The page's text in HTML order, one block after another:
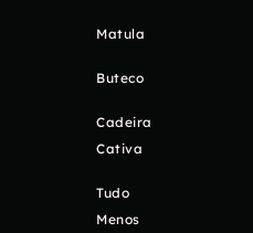
Matula
Buteco
Cadeira
Cativa
Tudo
Menos